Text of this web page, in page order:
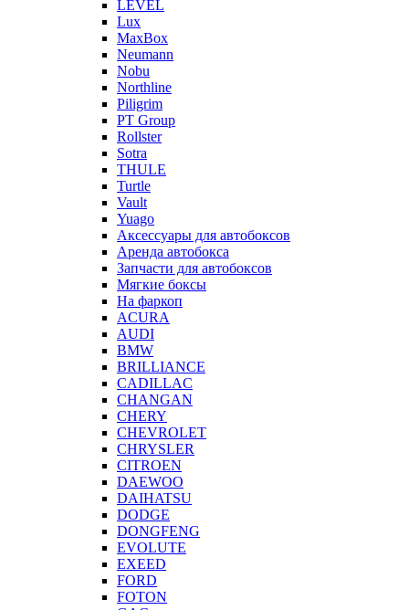
LEVEL
Lux
MaxBox
Neumann
Nobu
Northline
Piligrim
PT Group
Rollster
Sotra
THULE
Turtle
Vault
Yuago
Аксессуары для автобоксов
Аренда автобокса
Запчасти для автобоксов
Мягкие боксы
На фаркоп
ACURA
AUDI
BMW
BRILLIANCE
CADILLAC
CHANGAN
CHERY
CHEVROLET
CHRYSLER
CITROEN
DAEWOO
DAIHATSU
DODGE
DONGFENG
EVOLUTE
EXEED
FORD
FOTON